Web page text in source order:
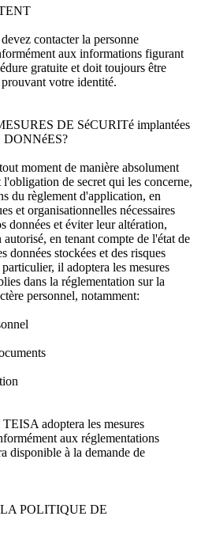
contacter la personne
aux informations figurant
gratuite et doit toujours être
votre identité.
DE SéCURITé implantées
moment de manière absolument
de secret qui les concerne,
du règlement d'application, en
et organisationnelles nécessaires
données et éviter leur altération,
en tenant compte de l'état de
données stockées et des risques
il adoptera les mesures
dans la réglementation sur la
personnel, notamment:
adoptera les mesures
aux réglementations
disponible à la demande de
POLITIQUE DE